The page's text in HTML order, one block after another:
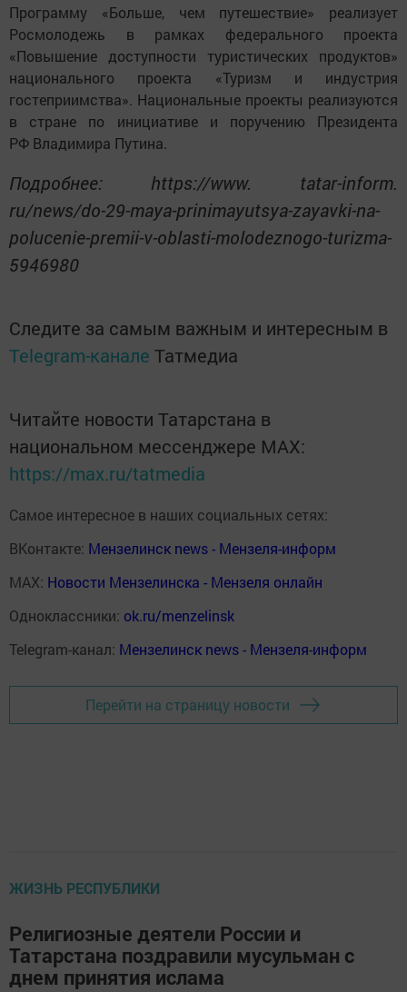
Программу «Больше, чем путешествие» реализует
Росмолодежь в рамках федерального проекта
«Повышение доступности туристических продуктов»
национального проекта «Туризм и индустрия
гостеприимства». Национальные проекты реализуются
в стране по инициативе и поручению Президента
РФ Владимира Путина.
Подробнее: https://www. tatar-inform.
ru/news/do-29-maya-prinimayutsya-zayavki-na-
polucenie-premii-v-oblasti-molodeznogo-turizma-
5946980
Следите за самым важным и интересным в
Telegram-канале Татмедиа
Читайте новости Татарстана в
национальном мессенджере MАХ:
https://max.ru/tatmedia
Самое интересное в наших социальных сетях:
ВКонтакте: Мензелинск news - Мензеля-информ
MAX: Новости Мензелинска - Мензеля онлайн
Одноклассники: ok.ru/menzelinsk
Telegram-канал: Мензелинск news - Мензеля-информ
Перейти на страницу новости
ЖИЗНЬ РЕСПУБЛИКИ
Религиозные деятели России и
Татарстана поздравили мусульман с
днем принятия ислама